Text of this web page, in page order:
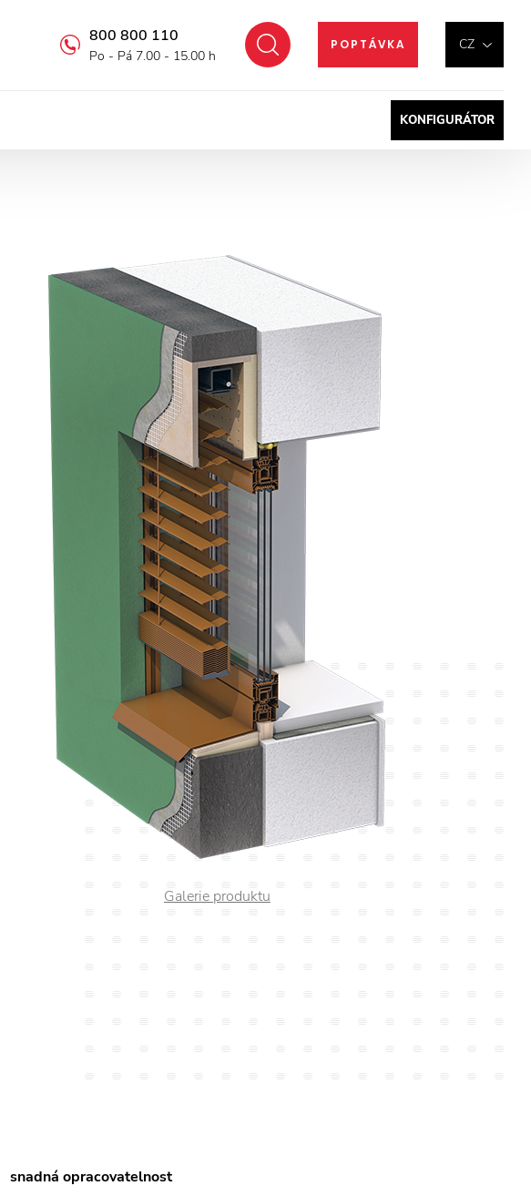
CZ
POPTÁVKA
Hledat
800 800 110
Po - Pá 7.00 - 15.00 h
KONFIGURÁTOR
Galerie produktu
snadná opracovatelnost